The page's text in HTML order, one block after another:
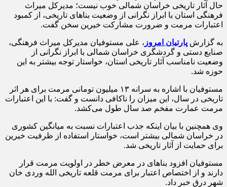
حال آثار تاریخی خراسان شمالی خوب نیست؛ مدیرکل میراث
فرهنگی استان با ابراز نگرانی از وضعیت بناهای تاریخی، از کمبود
اعتبارات مرمت و ضرورت مشارکت خیرین سخن گفت.
به گزارش پارتیان امروز ، علی مستوفیان مدیرکل میراث فرهنگی،
صنایع دستی و گردشگری خراسان شمالی با ابراز نگرانی از
وضعیت نامناسب آثار تاریخی استان، خواستار توجه بیشتر به این
حوزه شد.
مستوفیان با اشاره به سرانه ۱۳ میلیون تومانی مرمت برای هر اثر
تاریخی در سال، این میزان را ناکافی دانست و گفت: با این اعتبارات
مرمت عمارت مفخم صد سال طول می‌کشد.
وی همچنین با بیان اینکه جذب اعتبارات نسبت به میانگین کشوری
در خراسان شمالی بیشتر است، خواستار استفاده از ظرفیت خیرین
برای حمایت از آثار تاریخی شد.
مستوفیان افزود بناهای در معرض خطر در اولویت مرمت قرار
دارند و از اختصاص اعتبار برای مرمت قلعه تاریخی الله وردی خان
شهر درق خبر داد.